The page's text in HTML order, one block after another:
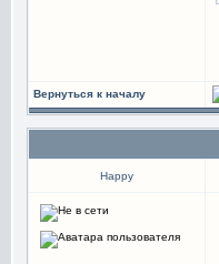
Вернуться к началу
Happy